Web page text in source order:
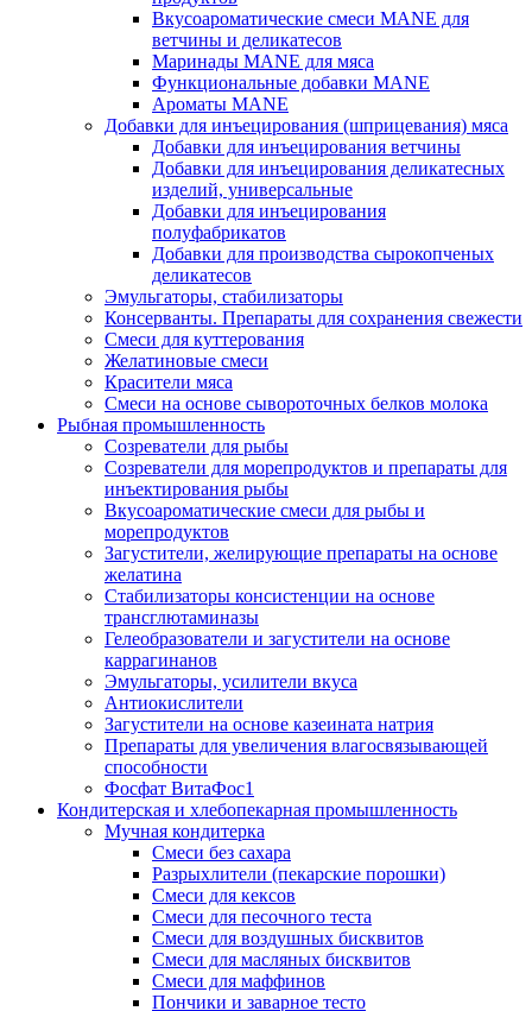
Вкусоароматические смеси MANE для
ветчины и деликатесов
Маринады MANE для мяса
Функциональные добавки MANE
Ароматы MANE
Добавки для инъецирования (шприцевания) мяса
Добавки для инъецирования ветчины
Добавки для инъецирования деликатесных
изделий, универсальные
Добавки для инъецирования
полуфабрикатов
Добавки для производства сырокопченых
деликатесов
Эмульгаторы, стабилизаторы
Консерванты. Препараты для сохранения свежести
Смеси для куттерования
Желатиновые смеси
Красители мяса
Смеси на основе сывороточных белков молока
Рыбная промышленность
Созреватели для рыбы
Созреватели для морепродуктов и препараты для
инъектирования рыбы
Вкусоароматические смеси для рыбы и
морепродуктов
Загустители, желирующие препараты на основе
желатина
Стабилизаторы консистенции на основе
трансглютаминазы
Гелеобразователи и загустители на основе
каррагинанов
Эмульгаторы, усилители вкуса
Антиокислители
Загустители на основе казеината натрия
Препараты для увеличения влагосвязывающей
способности
Фосфат ВитаФос1
Кондитерская и хлебопекарная промышленность
Мучная кондитерка
Смеси без сахара
Разрыхлители (пекарские порошки)
Смеси для кексов
Смеси для песочного теста
Смеси для воздушных бисквитов
Смеси для масляных бисквитов
Смеси для маффинов
Пончики и заварное тесто